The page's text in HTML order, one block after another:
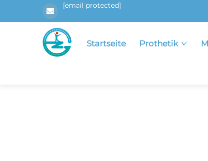
[email protected]
Startseite Prothetik